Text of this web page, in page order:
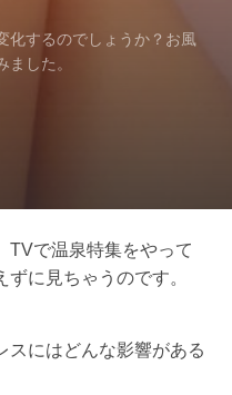
化するのでしょうか？お風
した。
TVで温泉特集をやって
に見ちゃうのです。
スにはどんな影響がある